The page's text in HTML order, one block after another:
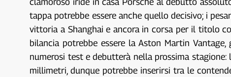
tappa potrebbe essere anche quello decisivo; i
vittoria a Shanghai e ancora in corsa per il titolo
bilancia potrebbe essere la Aston Martin
numerosi test e debutterà nella prossima
millimetri, dunque potrebbe inserirsi tra le